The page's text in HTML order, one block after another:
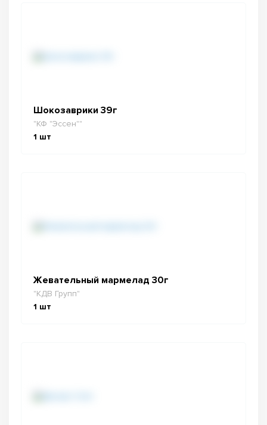
Шокозаврики 39г
"КФ "Эссен""
1 шт
Жевательный мармелад 30г
"КДВ Групп"
1 шт